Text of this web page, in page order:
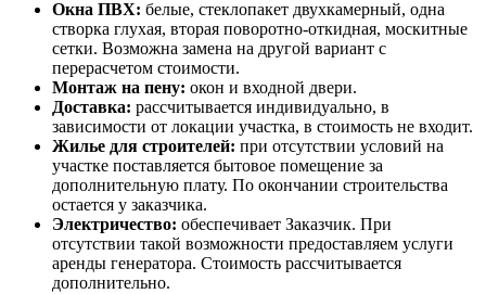
Окна ПВХ: белые, стеклопакет двухкамерный, одна
створка глухая, вторая поворотно-откидная, москитные
сетки. Возможна замена на другой вариант с
перерасчетом стоимости.
Монтаж на пену: окон и входной двери.
Доставка: рассчитывается индивидуально, в
зависимости от локации участка, в стоимость не входит.
Жилье для строителей: при отсутствии условий на
участке поставляется бытовое помещение за
дополнительную плату. По окончании строительства
остается у заказчика.
Электричество: обеспечивает Заказчик. При
отсутствии такой возможности предоставляем услуги
аренды генератора. Стоимость рассчитывается
дополнительно.